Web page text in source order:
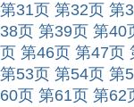
第31页 第32页 第
38页 第39页 第40
页 第46页 第47页
第53页 第54页 第
60页 第61页 第62